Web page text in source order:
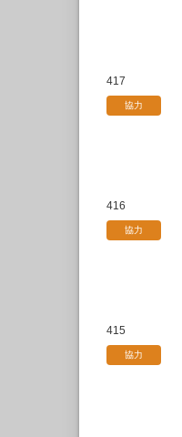
417
協力
416
協力
415
協力